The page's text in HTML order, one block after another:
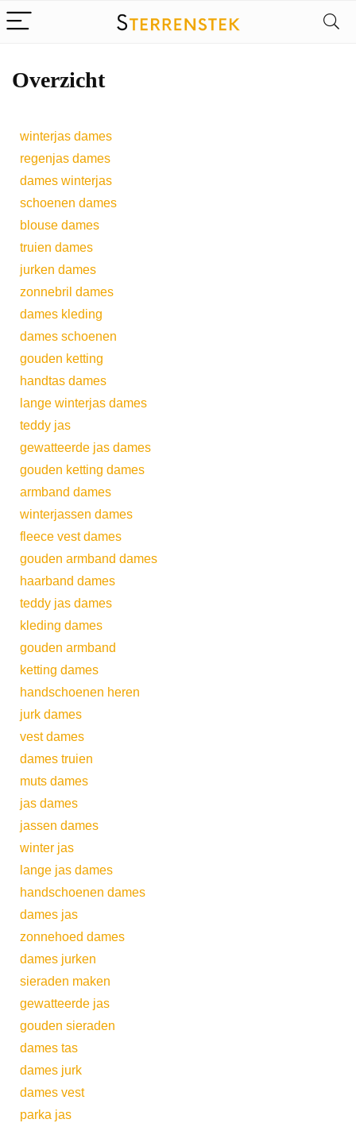
Overzicht
winterjas dames
regenjas dames
dames winterjas
schoenen dames
blouse dames
truien dames
jurken dames
zonnebril dames
dames kleding
dames schoenen
gouden ketting
handtas dames
lange winterjas dames
teddy jas
gewatteerde jas dames
gouden ketting dames
armband dames
winterjassen dames
fleece vest dames
gouden armband dames
haarband dames
teddy jas dames
kleding dames
gouden armband
ketting dames
handschoenen heren
jurk dames
vest dames
dames truien
muts dames
jas dames
jassen dames
winter jas
lange jas dames
handschoenen dames
dames jas
zonnehoed dames
dames jurken
sieraden maken
gewatteerde jas
gouden sieraden
dames tas
dames jurk
dames vest
parka jas